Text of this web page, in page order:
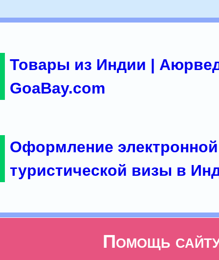
Товары из Индии |
GoaBay.com
Оформление электронной
туристической визы в
Помощь